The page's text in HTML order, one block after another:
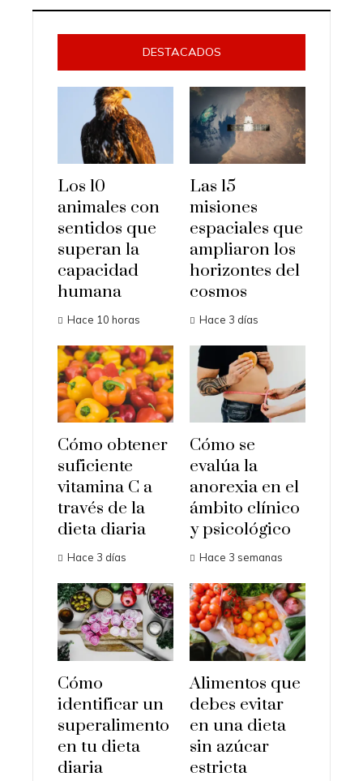
DESTACADOS
Los 10
animales con
sentidos que
superan la
capacidad
humana
Hace 10 horas
Las 15
misiones
espaciales que
ampliaron los
horizontes del
cosmos
Hace 3 días
Cómo obtener
suficiente
vitamina C a
través de la
dieta diaria
Hace 3 días
Cómo se
evalúa la
anorexia en el
ámbito clínico
y psicológico
Hace 3 semanas
Cómo
identificar un
superalimento
en tu dieta
diaria
Alimentos que
debes evitar
en una dieta
sin azúcar
estricta